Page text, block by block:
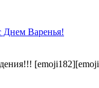
Днем Варенья!